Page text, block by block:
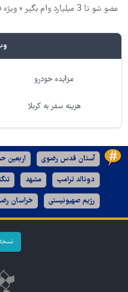
عضو شو تا 3 میلیارد وام بگیر « ویژه فروشگاه ها »
مزایده خودرو
هزینه سفر به کربلا
آستان قدس رضوی اربعین
دونالد ترامپ مشهد
رژیم صهیونیستی خراسان